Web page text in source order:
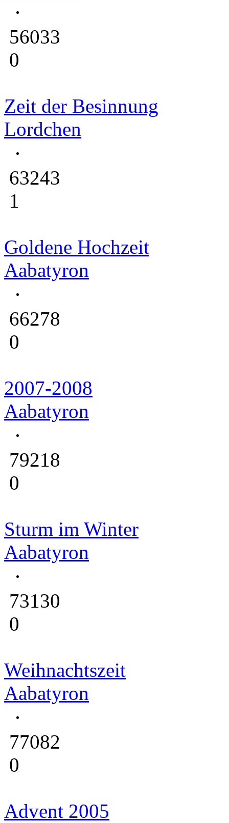
56033
0
Zeit der Besinnung
Lordchen
63243
1
Goldene Hochzeit
Aabatyron
66278
0
2007-2008
Aabatyron
79218
0
Sturm im Winter
Aabatyron
73130
0
Weihnachtszeit
Aabatyron
77082
0
Advent 2005